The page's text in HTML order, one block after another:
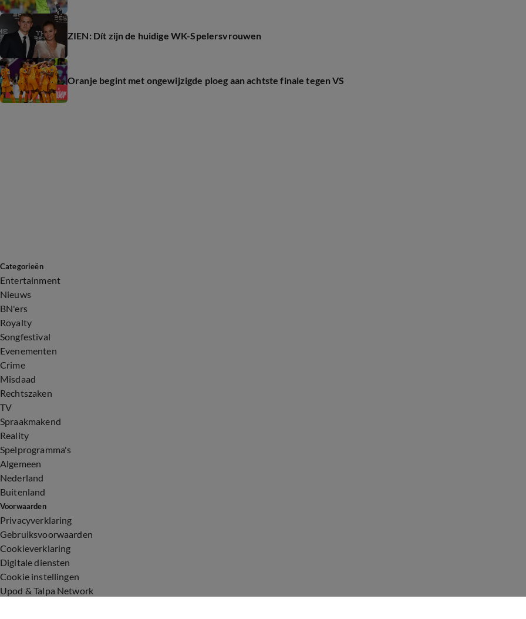
ZIEN: Dít zijn de huidige WK-Spelersvrouwen
Oranje begint met ongewijzigde ploeg aan achtste finale tegen VS
Categorieën
Entertainment
Nieuws
BN'ers
Royalty
Songfestival
Evenementen
Crime
Misdaad
Rechtszaken
TV
Spraakmakend
Reality
Spelprogramma's
Algemeen
Nederland
Buitenland
Voorwaarden
Privacyverklaring
Gebruiksvoorwaarden
Cookieverklaring
Digitale diensten
Cookie instellingen
Upod & Talpa Network